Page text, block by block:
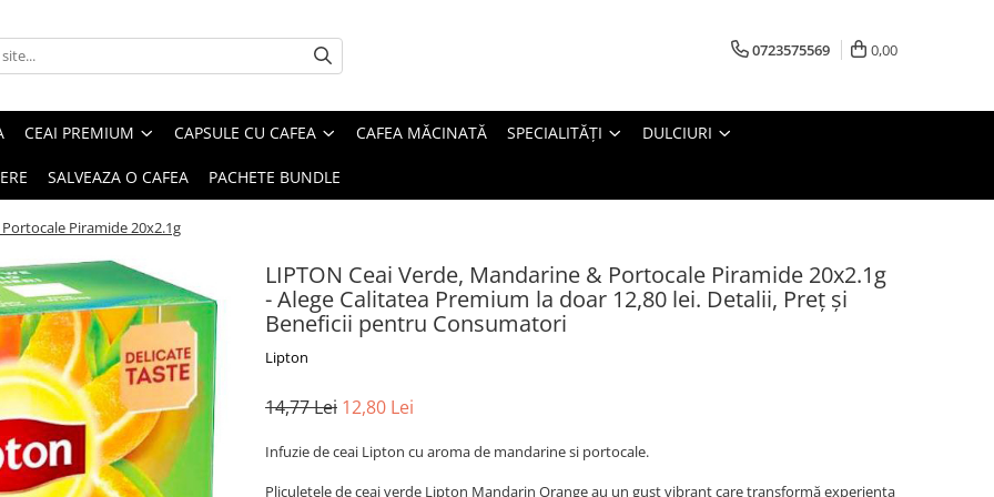
0723575569 0,00
CEAI PREMIUM CAPSULE CU CAFEA CAFEA MĂCINATĂ SPECIALITĂȚI DULCIURI
SALVEAZA O CAFEA PACHETE BUNDLE
Piramide 20x2.1g
LIPTON Ceai Verde, Mandarine & Portocale Piramide 20x2.1g
- Alege Calitatea Premium la doar 12,80 lei. Detalii, Preț și
Beneficii pentru Consumatori
Lipton
14,77 Lei 12,80 Lei
Infuzie de ceai Lipton cu aroma de mandarine si portocale.
Pliculetele de ceai verde Lipton Mandarin Orange au un gust vibrant care transformă experiența